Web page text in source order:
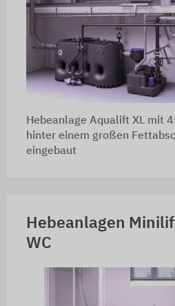
Hebeanlage Aqualift XL mit
hinter einem großen
eingebaut
Hebeanlagen
WC